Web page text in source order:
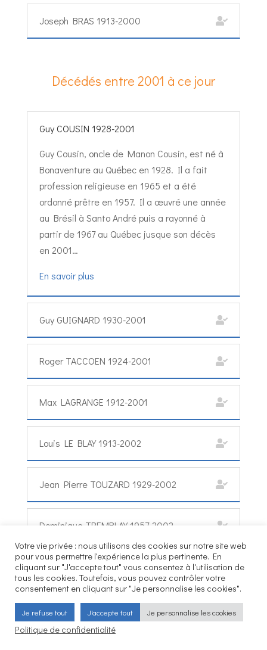
Joseph BRAS 1913-2000
Décédés entre 2001 à ce jour
Guy COUSIN 1928-2001
Guy Cousin, oncle de Manon Cousin, est né à
Bonaventure au Québec en 1928. Il a fait
profession religieuse en 1965 et a été
ordonné prêtre en 1957. Il a œuvré une année
au Brésil à Santo André puis a rayonné à
partir de 1967 au Québec jusque son décès
en 2001…
En savoir plus
Guy GUIGNARD 1930-2001
Roger TACCOEN 1924-2001
Max LAGRANGE 1912-2001
Louis LE BLAY 1913-2002
Jean Pierre TOUZARD 1929-2002
Dominique TREMBLAY 1957-2002
Roger CHABREL 1916-2003
Francis FEILLET 1912-2003
Votre vie privée : nous utilisons des cookies sur notre site web
pour vous permettre l'expérience la plus pertinente. En
cliquant sur "J'accepte tout" vous consentez à l'utilisation de
tous les cookies. Toutefois, vous pouvez contrôler votre
consentement en cliquant sur "Je personnalise les cookies".
Je refuse tout J'accepte tout Je personnalise les cookies
Politique de confidentialité